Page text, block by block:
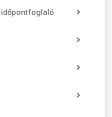
időpontfoglaló